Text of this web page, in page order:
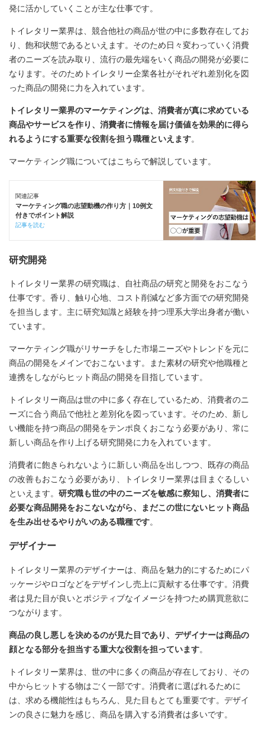
発に活かしていくことが主な仕事です。
トイレタリー業界は、競合他社の商品が世の中に多数存在してお
り、飽和状態であるといえます。そのため日々変わっていく消費
者のニーズを読み取り、流行の最先端をいく商品の開発が必要に
なります。そのためトイレタリー企業各社がそれぞれ差別化を図
った商品の開発に力を入れています。
トイレタリー業界のマーケティングは、消費者が真に求めている
商品やサービスを作り、消費者に情報を届け価値を効果的に得ら
れるようにする重要な役割を担う職種といえます。
マーケティング職についてはこちらで解説しています。
関連記事
マーケティング職の志望動機の作り方｜10例文
付きでポイント解説
記事を読む
研究開発
トイレタリー業界の研究職は、自社商品の研究と開発をおこなう
仕事です。香り、触り心地、コスト削減など多方面での研究開発
を担当します。主に研究知識と経験を持つ理系大学出身者が働い
ています。
マーケティング職がリサーチをした市場ニーズやトレンドを元に
商品の開発をメインでおこないます。また素材の研究や他職種と
連携をしながらヒット商品の開発を目指しています。
トイレタリー商品は世の中に多く存在しているため、消費者のニ
ーズに合う商品で他社と差別化を図っています。そのため、新し
い機能を持つ商品の開発をテンポ良くおこなう必要があり、常に
新しい商品を作り上げる研究開発に力を入れています。
消費者に飽きられないように新しい商品を出しつつ、既存の商品
の改善もおこなう必要があり、トイレタリー業界は目まぐるしい
といえます。 研究職も世の中のニーズを敏感に察知し、消費者に
必要な商品開発をおこないながら、まだこの世にないヒット商品
を生み出せるやりがいのある職種です。
デザイナー
トイレタリー業界のデザイナーは、商品を魅力的にするためにパ
ッケージやロゴなどをデザインし売上に貢献する仕事です。消費
者は見た目が良いとポジティブなイメージを持つため購買意欲に
つながります。
商品の良し悪しを決めるのが見た目であり、デザイナーは商品の
顔となる部分を担当する重大な役割を担っています。
トイレタリー業界は、世の中に多くの商品が存在しており、その
中からヒットする物はごく一部です。消費者に選ばれるために
は、求める機能性はもちろん、見た目もとても重要です。デザイ
ンの良さに魅力を感じ、商品を購入する消費者は多いです。